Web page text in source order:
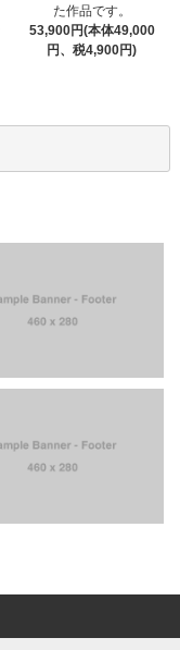
た作品です。
53,900円(本体49,000
円、税4,900円)